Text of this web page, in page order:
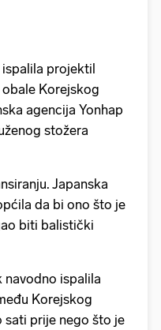
projektil
Korejskog
agencija Yonhap
stožera
Japanska
da bi ono što je
biti balistički
navodno ispalila
Korejskog
sati prije nego što je